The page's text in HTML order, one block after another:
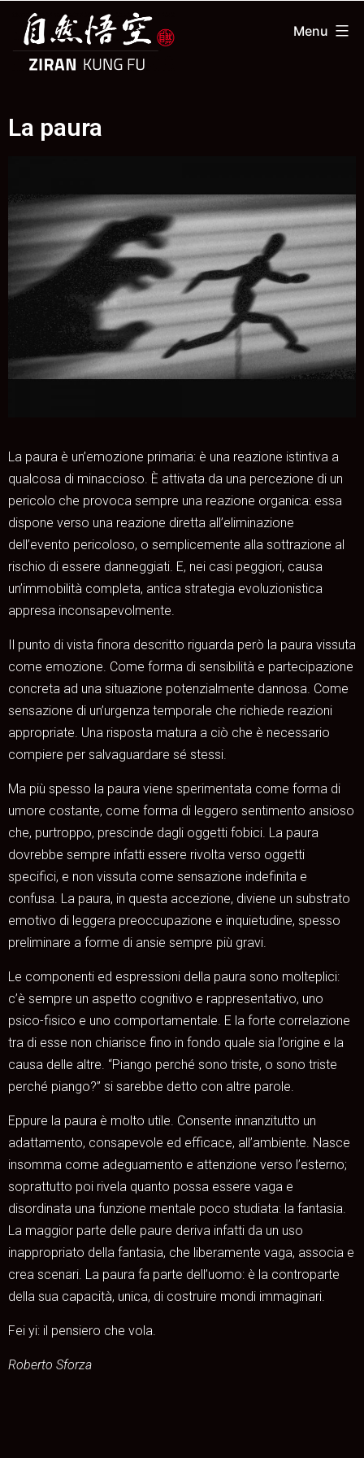
Menu
La paura
La paura è un’emozione primaria: è una reazione istintiva a
qualcosa di minaccioso. È attivata da una percezione di un
pericolo che provoca sempre una reazione organica: essa
dispone verso una reazione diretta all’eliminazione
dell’evento pericoloso, o semplicemente alla sottrazione al
rischio di essere danneggiati. E, nei casi peggiori, causa
un’immobilità completa, antica strategia evoluzionistica
appresa inconsapevolmente.
Il punto di vista finora descritto riguarda però la paura vissuta
come emozione. Come forma di sensibilità e partecipazione
concreta ad una situazione potenzialmente dannosa. Come
sensazione di un’urgenza temporale che richiede reazioni
appropriate. Una risposta matura a ciò che è necessario
compiere per salvaguardare sé stessi.
Ma più spesso la paura viene sperimentata come forma di
umore costante, come forma di leggero sentimento ansioso
che, purtroppo, prescinde dagli oggetti fobici. La paura
dovrebbe sempre infatti essere rivolta verso oggetti
specifici, e non vissuta come sensazione indefinita e
confusa. La paura, in questa accezione, diviene un substrato
emotivo di leggera preoccupazione e inquietudine, spesso
preliminare a forme di ansie sempre più gravi.
Le componenti ed espressioni della paura sono molteplici:
c’è sempre un aspetto cognitivo e rappresentativo, uno
psico-fisico e uno comportamentale. E la forte correlazione
tra di esse non chiarisce fino in fondo quale sia l’origine e la
causa delle altre. “Piango perché sono triste, o sono triste
perché piango?” si sarebbe detto con altre parole.
Eppure la paura è molto utile. Consente innanzitutto un
adattamento, consapevole ed efficace, all’ambiente. Nasce
insomma come adeguamento e attenzione verso l’esterno;
soprattutto poi rivela quanto possa essere vaga e
disordinata una funzione mentale poco studiata: la fantasia.
La maggior parte delle paure deriva infatti da un uso
inappropriato della fantasia, che liberamente vaga, associa e
crea scenari. La paura fa parte dell’uomo: è la controparte
della sua capacità, unica, di costruire mondi immaginari.
Fei yi: il pensiero che vola.
Roberto Sforza